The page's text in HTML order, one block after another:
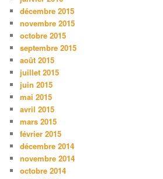
décembre 2015
novembre 2015
octobre 2015
septembre 2015
août 2015
juillet 2015
juin 2015
mai 2015
avril 2015
mars 2015
février 2015
décembre 2014
novembre 2014
octobre 2014